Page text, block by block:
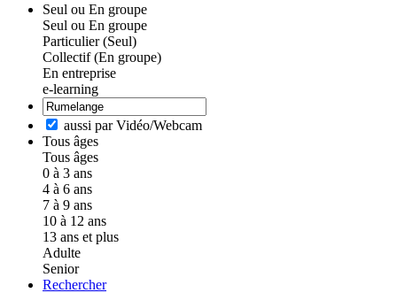
Seul ou En groupe
Seul ou En groupe
Particulier (Seul)
Collectif (En groupe)
En entreprise
e-learning
aussi par Vidéo/Webcam
Tous âges
Tous âges
0 à 3 ans
4 à 6 ans
7 à 9 ans
10 à 12 ans
13 ans et plus
Adulte
Senior
Rechercher